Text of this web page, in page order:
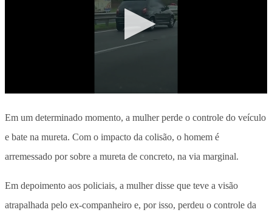
Em um determinado momento, a mulher perde o controle do veículo
e bate na mureta. Com o impacto da colisão, o homem é
arremessado por sobre a mureta de concreto, na via marginal.
Em depoimento aos policiais, a mulher disse que teve a visão
atrapalhada pelo ex-companheiro e, por isso, perdeu o controle da